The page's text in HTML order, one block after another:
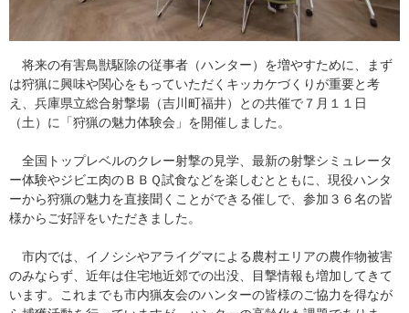
将来の有害鳥獣駆除の従事者（ハンター）を増やすために、まず
は狩猟に興味や関心をもっていただくキッカケづくりが重要と考
え、兵庫県立総合射撃場（吉川町福井）との共催で７月１１日
（土）に「狩猟の魅力体験会」を開催しました。
全国トップレベルのクレー射撃の見学、最新の射撃シミュレータ
ー体験やジビエ肉のＢＢＱ試食などを楽しむとともに、現役ハンタ
ーから狩猟の魅力を直接聞くことができる催しで、参加３６名の皆
様からご好評をいただきました。
市内では、イノシシやアライグマによる農村エリアの農作物被害
のみならず、近年は住宅地近郊での出没、目撃情報も増加してきて
います。これまでも市内猟友会のハンターの皆様のご協力を得なが